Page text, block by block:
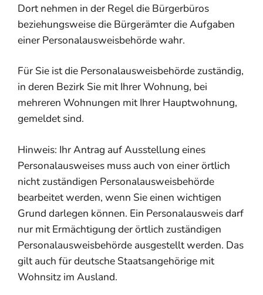
Dort nehmen in der Regel die Bürgerbüros
beziehungsweise die Bürgerämter die Aufgaben
einer Personalausweisbehörde wahr.
Für Sie ist die Personalausweisbehörde zuständig,
in deren Bezirk Sie mit Ihrer Wohnung, bei
mehreren Wohnungen mit Ihrer Hauptwohnung,
gemeldet sind.
Hinweis: Ihr Antrag auf Ausstellung eines
Personalausweises muss auch von einer örtlich
nicht zuständigen Personalausweisbehörde
bearbeitet werden, wenn Sie einen wichtigen
Grund darlegen können. Ein Personalausweis darf
nur mit Ermächtigung der örtlich zuständigen
Personalausweisbehörde ausgestellt werden. Das
gilt auch für deutsche Staatsangehörige mit
Wohnsitz im Ausland.